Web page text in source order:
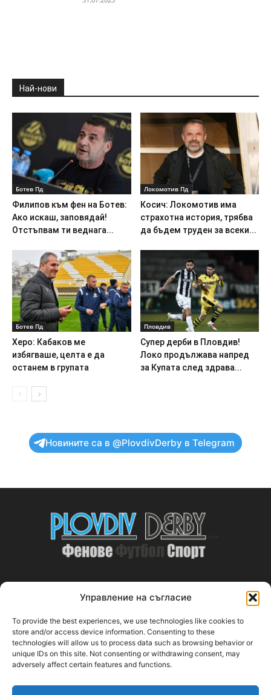
Управление на съгласие
To provide the best experiences, we use technologies like cookies to
store and/or access device information. Consenting to these
technologies will allow us to process data such as browsing behavior or
unique IDs on this site. Not consenting or withdrawing consent, may
adversely affect certain features and functions.
Най-нови
Ботев Пд
Филипов към фен на Ботев:
Ако искаш, заповядай!
Отстъпвам ти веднага...
Локомотив Пд
Косич: Локомотив има
страхотна история, трябва
да бъдем труден за всеки...
Ботев Пд
Херо: Кабаков ме
избягваше, целта е да
останем в групата
Пловдив
Супер дерби в Пловдив!
Локо продължава напред
за Купата след здрава...
Новините са в @PlovdivDerby в Telegram
ABOUT US
PlovdivDerby.com е първата пловдивска изцяло футболна
медия!
Свържи се с нас:plovdivderby.com@gmail.com